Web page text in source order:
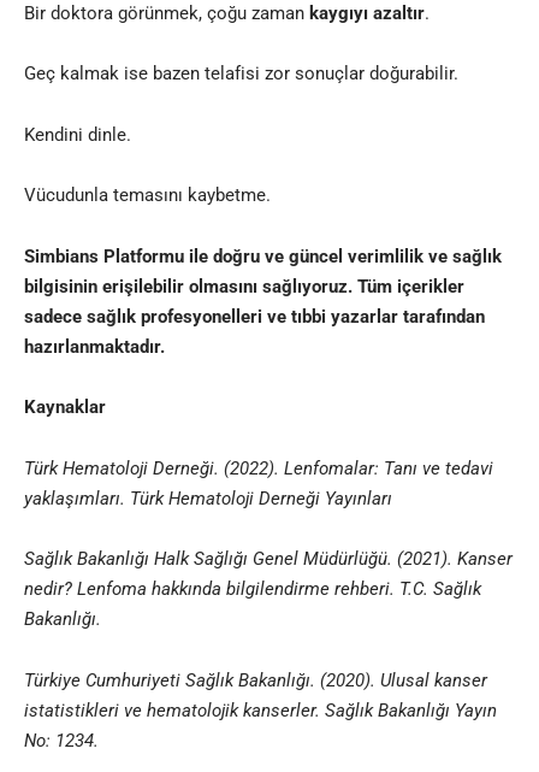
Bir doktora görünmek, çoğu zaman kaygıyı azaltır.
Geç kalmak ise bazen telafisi zor sonuçlar doğurabilir.
Kendini dinle.
Vücudunla temasını kaybetme.
Simbians Platformu ile doğru ve güncel verimlilik ve sağlık
bilgisinin erişilebilir olmasını sağlıyoruz. Tüm içerikler
sadece sağlık profesyonelleri ve tıbbi yazarlar tarafından
hazırlanmaktadır.
Kaynaklar
Türk Hematoloji Derneği. (2022). Lenfomalar: Tanı ve tedavi
yaklaşımları. Türk Hematoloji Derneği Yayınları
Sağlık Bakanlığı Halk Sağlığı Genel Müdürlüğü. (2021). Kanser
nedir? Lenfoma hakkında bilgilendirme rehberi. T.C. Sağlık
Bakanlığı.
Türkiye Cumhuriyeti Sağlık Bakanlığı. (2020). Ulusal kanser
istatistikleri ve hematolojik kanserler. Sağlık Bakanlığı Yayın
No: 1234.